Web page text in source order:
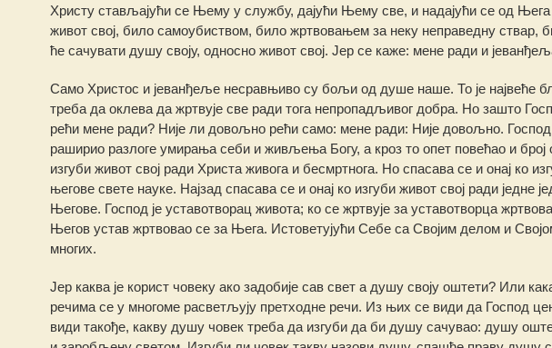
Христу стављајући се Њему у службу, дајући Њему све, и надајући се од
живот свој, било самоубиством, било жртвовањем за неку неправедну ствар,
ће сачувати душу своју, односно живот свој. Јер се каже: мене ради и
Само Христос и јеванђеље несравњиво су бољи од душе наше. То је највеће
треба да оклева да жртвује све ради тога непропадљивог добра. Но зашто
рећи мене ради? Није ли довољно рећи само: мене ради: Није довољно.
раширио разлоге умирања себи и живљења Богу, а кроз то опет повећао и број
изгуби живот свој ради Христа живога и бесмртнога. Но спасава се и онај ко
његове свете науке. Најзад спасава се и онај ко изгуби живот свој ради једне
Његове. Господ је уставотворац живота; ко се жртвује за уставотворца
Његов устав жртвовао се за Њега. Истоветујући Себе са Својим делом и
многих.
Јер каква је корист човеку ако задобије сав свет а душу своју оштети? Или
речима се у многоме расветљују претходне речи. Из њих се види да Господ
види такође, какву душу човек треба да изгуби да би душу сачувао: душу